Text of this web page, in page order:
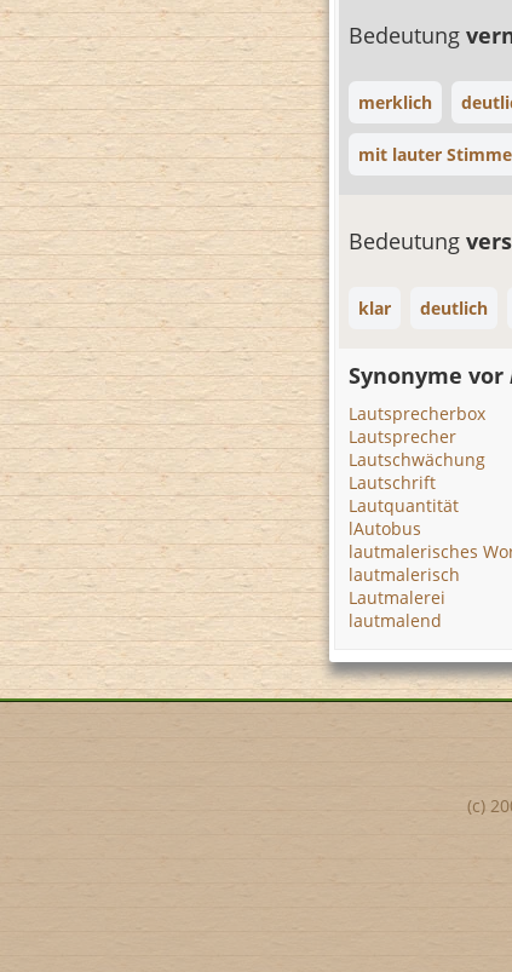
Bedeutung
merklich
mit lauter Stimme
Bedeutung
klar deutlich
Synonyme vor
Lautsprecherbox
Lautsprecher
Lautschwächung
Lautschrift
Lautquantität
lAutobus
lautmalerisches
lautmalerisch
Lautmalerei
lautmalend
(c)